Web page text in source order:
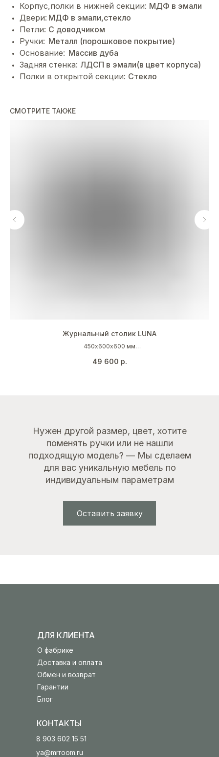
Корпус,полки в нижней секции: МДФ в эмали
Двери: МДФ в эмали,стекло
Петли: C доводчиком
Ручки: Металл (порошковое покрытие)
Основание: Массив дуба
Задняя стенка: ЛДСП в эмали(в цвет корпуса)
Полки в открытой секции: Стекло
СМОТРИТЕ ТАКЖЕ
Журнальный столик LUNA
450х600х600 мм
49 600 р.
Нужен другой размер, цвет, хотите
поменять ручки или не нашли
подходящую модель? — Мы сделаем
для вас уникальную мебель по
индивидуальным параметрам
Оставить заявку
Блог
Гарантии
Обмен и возврат
Доставка и оплата
О фабрике
ДЛЯ КЛИЕНТА
КОНТАКТЫ
8 903 602 15 51
ya@mrroom.ru